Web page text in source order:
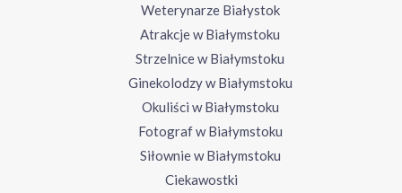
Weterynarze Białystok
Atrakcje w Białymstoku
Strzelnice w Białymstoku
Ginekolodzy w Białymstoku
Okuliści w Białymstoku
Fotograf w Białymstoku
Siłownie w Białymstoku
Ciekawostki